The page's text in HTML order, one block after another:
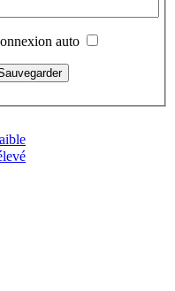
auto